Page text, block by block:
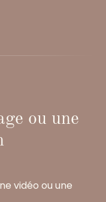
ou une
vidéo ou une